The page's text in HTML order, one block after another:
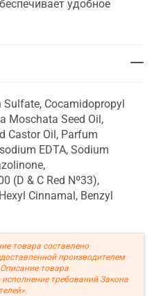
удобное
Sulfate, Cocamidopropyl
Moschata Seed Oil,
Castor Oil, Parfum
EDTA, Sodium
(D & C Red Nº33),
Cinnamal, Benzyl
товара составлено
производителем
товара
требований Закона